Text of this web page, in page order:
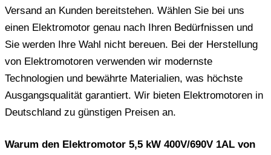
Versand an Kunden bereitstehen. Wählen Sie bei uns
einen Elektromotor genau nach Ihren Bedürfnissen und
Sie werden Ihre Wahl nicht bereuen. Bei der Herstellung
von Elektromotoren verwenden wir modernste
Technologien und bewährte Materialien, was höchste
Ausgangsqualität garantiert. Wir bieten Elektromotoren in
Deutschland zu günstigen Preisen an.
Warum den Elektromotor 5,5 kW 400V/690V 1AL von